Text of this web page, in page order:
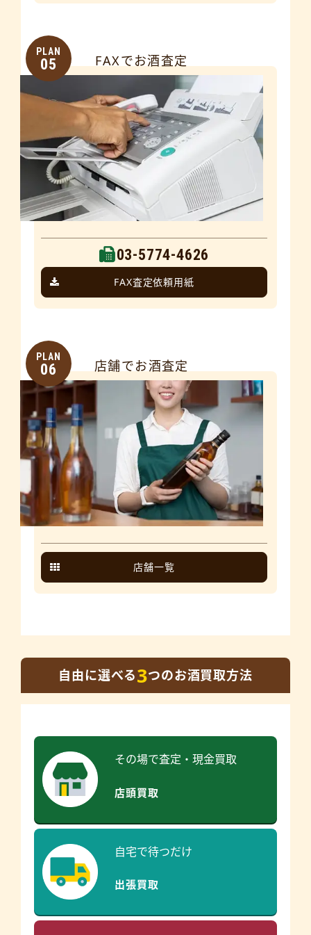
PLAN
05 FAXでお酒査定
03-5774-4626
FAX査定依頼用紙
PLAN
06 店舗でお酒査定
店舗一覧
自由に選べる3つのお酒買取方法
その場で査定・現金買取
店頭買取
自宅で待つだけ
出張買取